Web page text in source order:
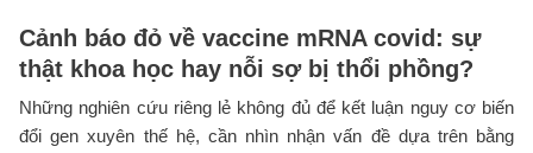
Cảnh báo đỏ về vaccine mRNA covid: sự
thật khoa học hay nỗi sợ bị thổi phồng?
Những nghiên cứu riêng lẻ không đủ để kết luận nguy cơ biến
đổi gen xuyên thế hệ, cần nhìn nhận vấn đề dựa trên bằng